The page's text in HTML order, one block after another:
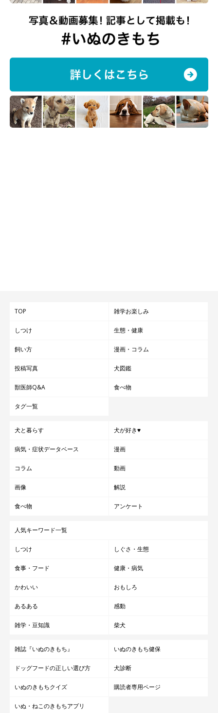
TOP 雑学お楽しみ
しつけ 生態・健康
飼い方 漫画・コラム
投稿写真 犬図鑑
獣医師Q&A 食べ物
タグ一覧
犬と暮らす 犬が好き♥
病気・症状データベース 漫画
コラム 動画
画像 解説
食べ物 アンケート
人気キーワード一覧
しつけ しぐさ・生態
食事・フード 健康・病気
かわいい おもしろ
あるある 感動
雑学・豆知識 柴犬
雑誌『いぬのきもち』 いぬのきもち健保
ドッグフードの正しい選び方 犬診断
いぬのきもちクイズ 購読者専用ページ
いぬ・ねこのきもちアプリ